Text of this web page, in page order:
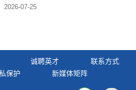
2026-07-25
诚聘英才
联系方式
保护 新媒体矩阵